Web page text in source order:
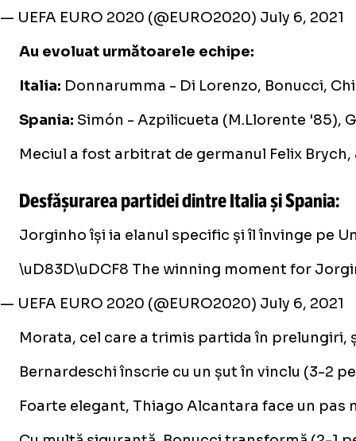
— UEFA EURO 2020 (@EURO2020) July 6, 2021
Au evoluat următoarele echipe:
Italia: Donnarumma - Di Lorenzo, Bonucci,
Spania: Simón - Azpilicueta (M.Llorente '85),
Meciul a fost arbitrat de germanul Felix
Desfășurarea partidei dintre Italia și Spania:
Jorginho își ia elanul specific și îl învinge pe
\uD83D\uDCF8 The winning moment for
— UEFA EURO 2020 (@EURO2020) July 6, 2021
Morata, cel care a trimis partida în prelungiri,
Bernardeschi înscrie cu un șut în vinclu (3-2
Foarte elegant, Thiago Alcantara face un pas